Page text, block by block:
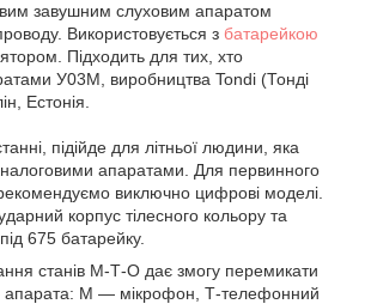
завушним слуховим апаратом
Використовується з батарейкою
Підходить для тих, хто
У03М, виробництва Tondi (Тонді
Естонія.
підійде для літньої людини, яка
апаратами. Для первинного
виключно цифрові моделі.
корпус тілесного кольору та
675 батарейку.
станів М-Т-О дає змогу перемикати
апарата: М — мікрофон, Т-телефонний